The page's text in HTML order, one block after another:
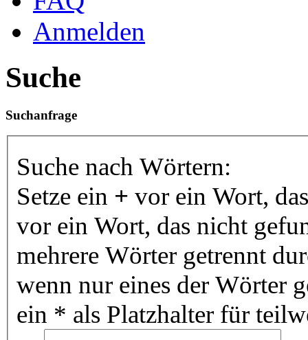
Anmelden
Suche
Suchanfrage
Suche nach Wörtern:
Setze ein + vor ein Wort,
vor ein Wort, das nicht
mehrere Wörter getrennt
wenn nur eines der Wörter
ein * als Platzhalter für